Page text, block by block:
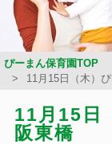
ぴーまん保育園TOP
11月15日（木）
11月15日
阪東橋